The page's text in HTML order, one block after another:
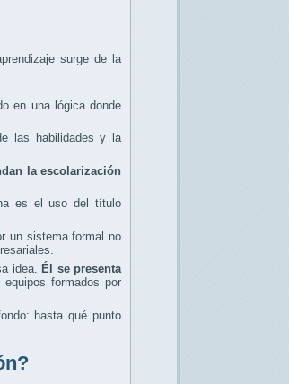
surge de la
en una lógica donde
las habilidades y la
la escolarización
es el uso del título
un sistema formal no
idea. Él se presenta
formados por
hasta qué punto